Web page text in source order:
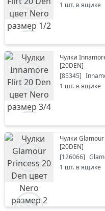
1 шт. в ящике
Чулки
[20DEN]
[85345]
1 шт. в ящике
Чулки
[20DEN]
[126066]
1 шт. в ящике